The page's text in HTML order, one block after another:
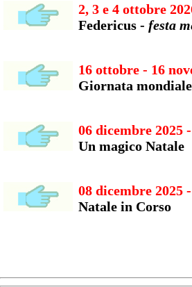
2, 3 e 4 ottobre
Federicus - festa
16 ottobre - 16
Giornata
06 dicembre 2025
Un magico Natale
08 dicembre 2025
Natale in Corso